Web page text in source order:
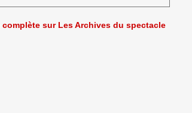
complète sur Les Archives du spectacle